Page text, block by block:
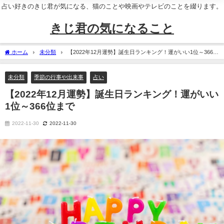
占い好きのきじ君が気になる、猫のことや映画やテレビのことを綴ります。
きじ君の気になること
ホーム 未分類
【2022年12月運勢】誕生日ランキング！運がいい1位～366位
まで
未分類 季節の行事や出来事 占い
【2022年12月運勢】誕生日ランキング！運がいい
1位～366位まで
2022-11-30 2022-11-30